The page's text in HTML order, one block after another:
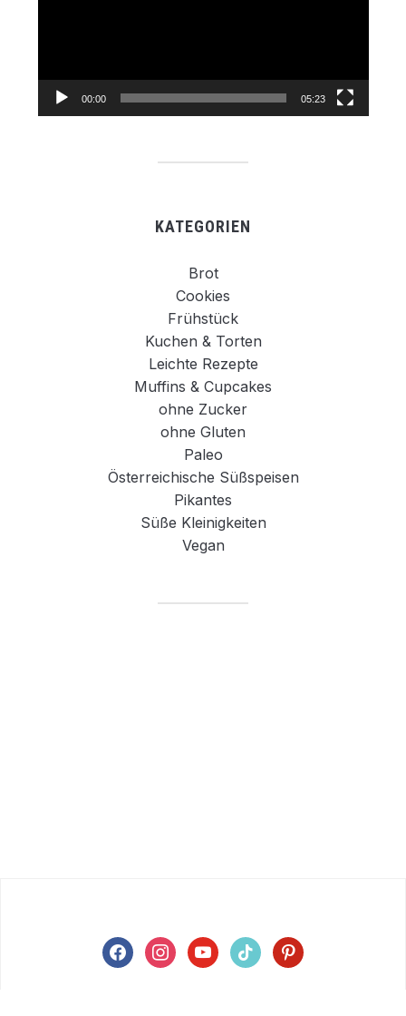
00:00 05:23
KATEGORIEN
Brot
Cookies
Frühstück
Kuchen & Torten
Leichte Rezepte
Muffins & Cupcakes
ohne Zucker
ohne Gluten
Paleo
Österreichische Süßspeisen
Pikantes
Süße Kleinigkeiten
Vegan
facebookinstagramyoutubetiktok pinterest